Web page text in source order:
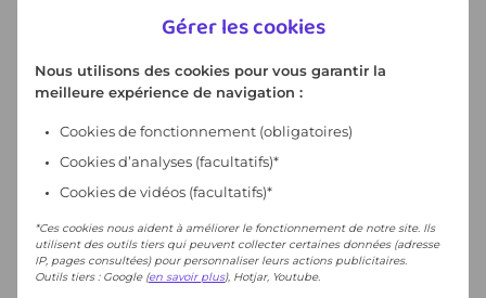
Gérer les cookies
Nous utilisons des cookies pour vous garantir la
meilleure expérience de navigation :
Cookies de fonctionnement (obligatoires)
Cookies d’analyses (facultatifs)*
Cookies de vidéos (facultatifs)*
*Ces cookies nous aident à améliorer le fonctionnement de notre site. Ils
utilisent des outils tiers qui peuvent collecter certaines données (adresse
IP, pages consultées) pour personnaliser leurs actions publicitaires.
Outils tiers : Google (en savoir plus), Hotjar, Youtube.